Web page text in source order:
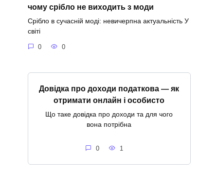
чому срібло не виходить з моди
Срібло в сучасній моді: невичерпна актуальність У
світі
0 0
Довідка про доходи податкова — як
отримати онлайн і особисто
Що таке довідка про доходи та для чого
вона потрібна
0 1